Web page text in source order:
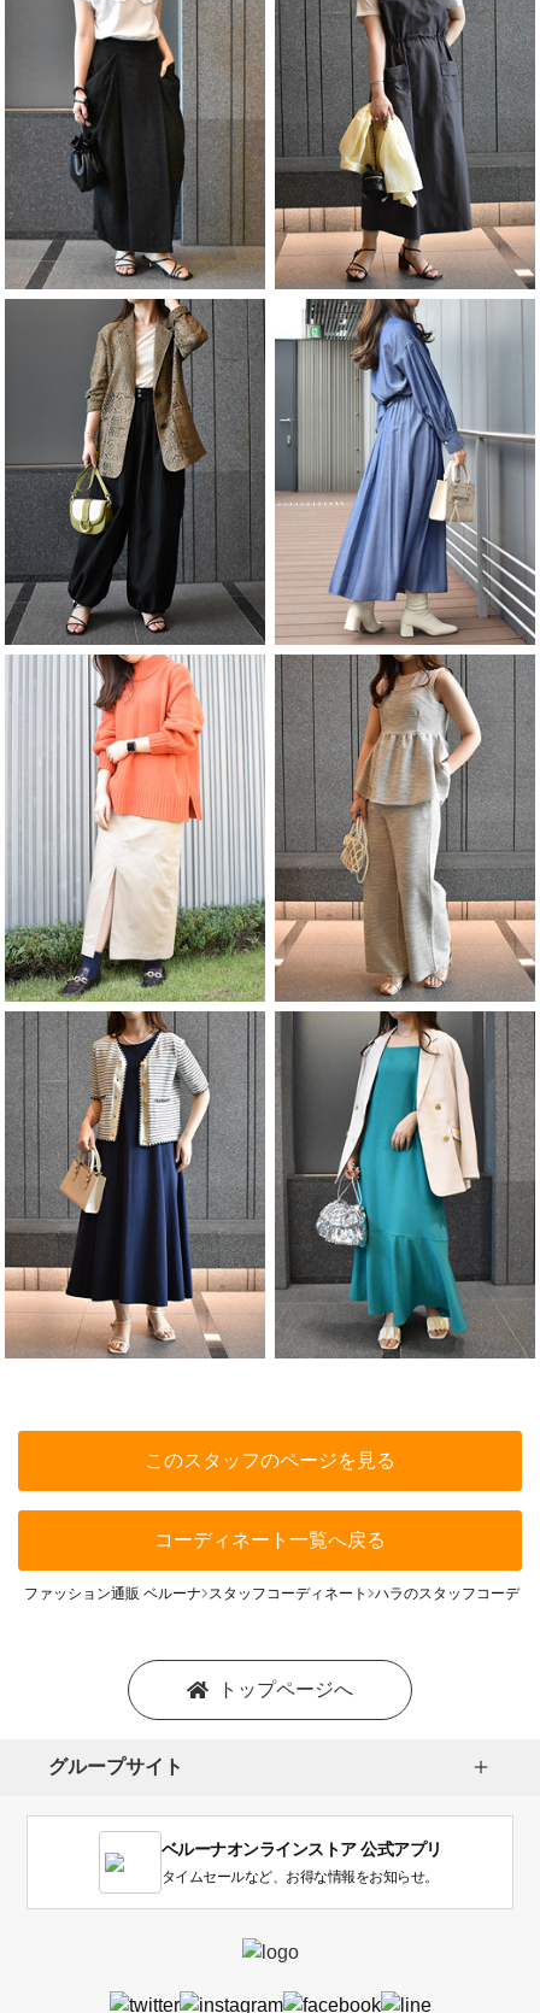
このスタッフのページを見る
コーディネート一覧へ戻る
ファッション通販 ベルーナ スタッフコーディネート ハラのスタッフコーディ
トップページへ
グループサイト
ベルーナオンラインストア 公式アプリ
タイムセールなど、お得な情報をお知らせ。